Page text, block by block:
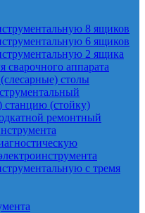
8 ящиков
6 ящиков
2 ящика
аппарата
столы
(стойку)
ремонтный
с тремя